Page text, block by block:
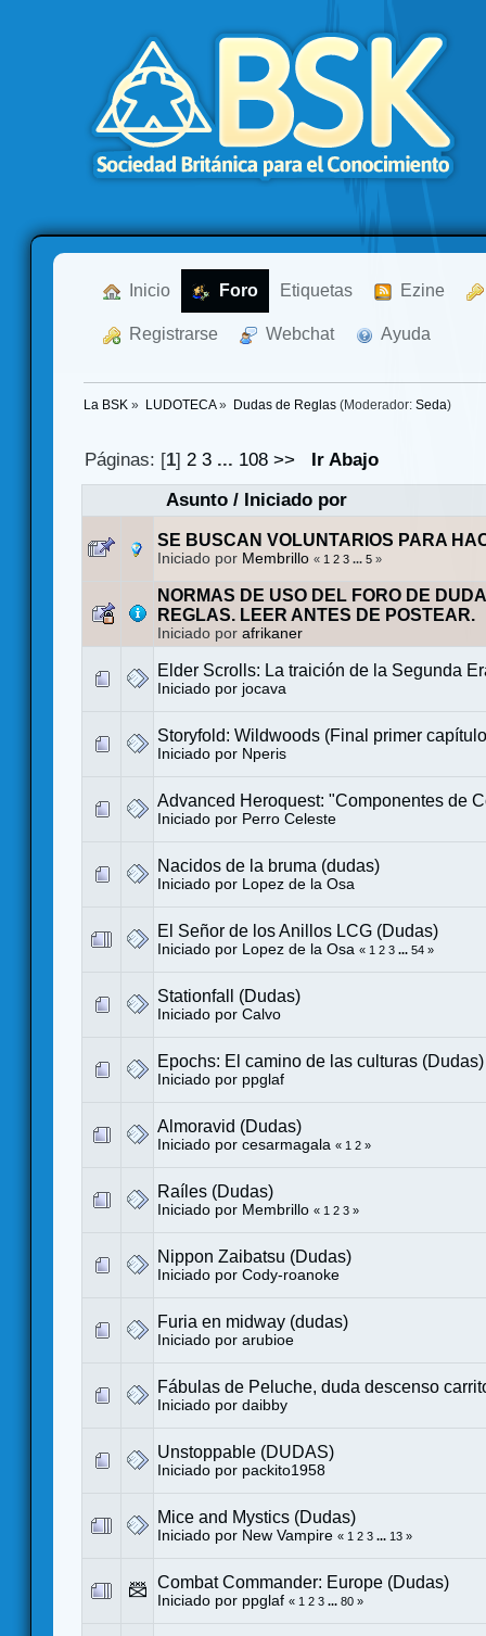
Inicio Foro Etiquetas Ezine
Registrarse Webchat Ayuda
La BSK » LUDOTECA» Dudas de Reglas(Moderador: Seda)
Páginas: [1]2 3 ... 108 >>
Ir Abajo
Asunto/ Iniciado por
SE BUSCAN VOLUNTARIOS PARA
Iniciado por Membrillo « 1 2 3 ... 5 »
NORMAS DE USO DEL FORO DE
REGLAS. LEER ANTES DE POSTEAR.
Iniciado por afrikaner
Elder Scrolls: La traición de la Segunda
Iniciado por jocava
Storyfold: Wildwoods (Final primer
Iniciado por Nperis
Advanced Heroquest: "Componentes de
Iniciado por Perro Celeste
Nacidos de la bruma (dudas)
Iniciado por Lopez de la Osa
El Señor de los Anillos LCG (Dudas)
Iniciado por Lopez de la Osa « 1 2 3 ... 54 »
Stationfall (Dudas)
Iniciado por Calvo
Epochs: El camino de las culturas (Dudas)
Iniciado por ppglaf
Almoravid (Dudas)
Iniciado por cesarmagala « 1 2 »
Raíles (Dudas)
Iniciado por Membrillo « 1 2 3 »
Nippon Zaibatsu (Dudas)
Iniciado por Cody-roanoke
Furia en midway (dudas)
Iniciado por arubioe
Fábulas de Peluche, duda descenso
Iniciado por daibby
Unstoppable (DUDAS)
Iniciado por packito1958
Mice and Mystics (Dudas)
Iniciado por New Vampire « 1 2 3 ... 13 »
Combat Commander: Europe (Dudas)
Iniciado por ppglaf « 1 2 3 ... 80 »